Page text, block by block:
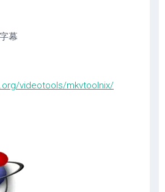
幕
videotools/mkvtoolnix/